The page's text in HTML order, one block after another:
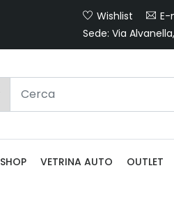
Wishlist
E-
Sede: Via
SHOP VETRINA AUTO OUTLET